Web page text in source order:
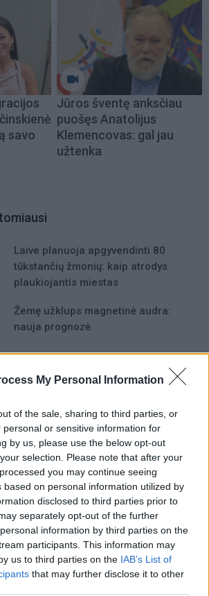
My Personal Information
of the sale, sharing to third parties, or
personal or sensitive information for
by us, please use the below opt-out
selection. Please note that after your
you may continue seeing
based on personal information utilized by
disclosed to third parties prior to
separately opt-out of the further
information by third parties on the
participants. This information may
us to third parties on the IAB’s List of
that may further disclose it to other
savo
Jūros šventę anksčiau
puošęs Anatolijus
Klemencovas: gal jau
užtenka
Laive planuoja apgyvendinti 80
tūkstančių žmonių: kaip atrodys
plaukiojantis miestas
Žemę užklups magnetinė audra:
nauja prognozė
daugiau
dujotiekis VE.lt naujienos